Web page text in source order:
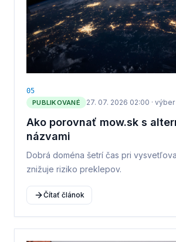
05
PUBLIKOVANÉ
27. 07. 2026 02:00 ·
Ako porovnať mow.sk s
názvami
Dobrá doména šetrí čas pri
znižuje riziko preklepov.
Čítať článok